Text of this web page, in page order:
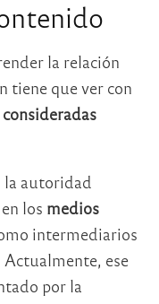
la relación
tiene que ver con
la autoridad
los medios
intermediarios
Actualmente, ese
por la